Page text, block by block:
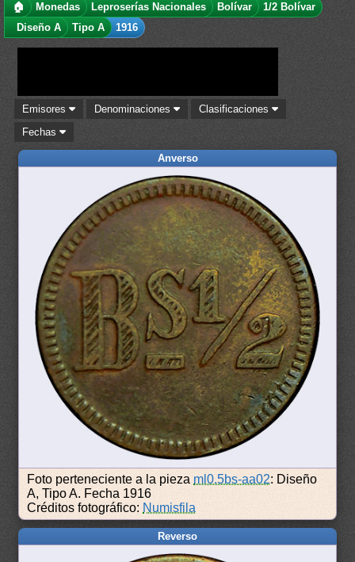
🏠 Monedas Leproserías Nacionales Bolívar
1/2 Bolívar
Diseño A
Tipo A 1916
Emisores Denominaciones
Clasificaciones
Fechas
Anverso
Foto perteneciente a la pieza ml0.5bs-aa02: Diseño
A, Tipo A. Fecha 1916
Créditos fotográfico: Numisfila
Reverso